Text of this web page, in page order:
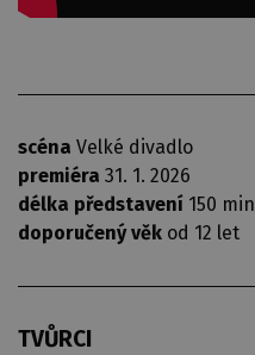
scéna Velké divadlo
premiéra 31. 1. 2026
délka představení 150 min
doporučený věk od 12 let
TVŮRCI